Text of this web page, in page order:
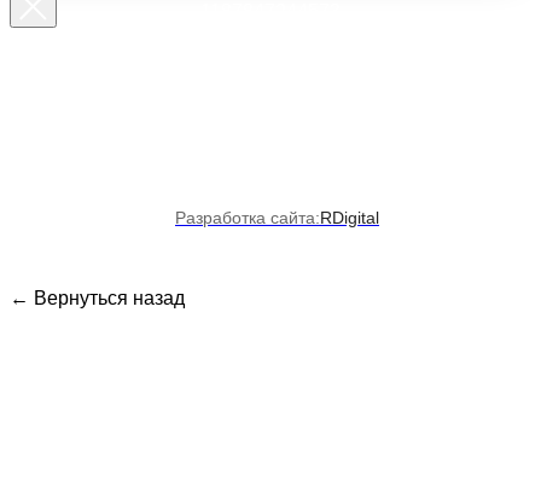
← Вернуться назад
Разработка сайта:RDigital